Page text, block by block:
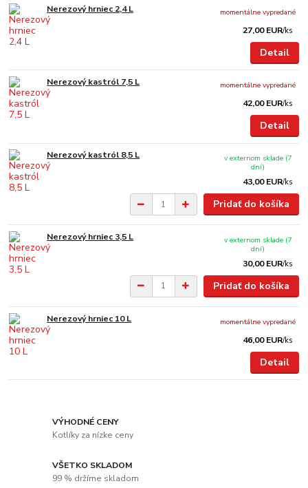
Nerezový hrniec 2,4 L
27,00 EUR/ks
momentálne vypredané
Detail
Nerezový kastról 7,5 L
42,00 EUR/ks
momentálne vypredané
Detail
Nerezový kastról 8,5 L
43,00 EUR/ks
v externom sklade (7
dní)
Pridať do košíka
Nerezový hrniec 3,5 L
30,00 EUR/ks
v externom sklade (7
dní)
Pridať do košíka
Nerezový hrniec 10 L
46,00 EUR/ks
momentálne vypredané
Detail
VÝHODNÉ CENY
Kotlíky za nízke ceny
VŠETKO SKLADOM
99 % držíme skladom